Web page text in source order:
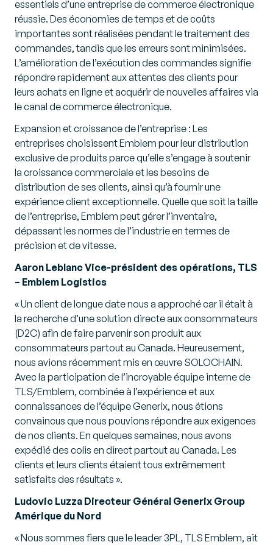
essentiels d’une entreprise de commerce électronique
réussie. Des économies de temps et de coûts
importantes sont réalisées pendant le traitement des
commandes, tandis que les erreurs sont minimisées.
L’amélioration de l’exécution des commandes signifie
répondre rapidement aux attentes des clients pour
leurs achats en ligne et acquérir de nouvelles affaires via
le canal de commerce électronique.
Expansion et croissance de l’entreprise : Les
entreprises choisissent Emblem pour leur distribution
exclusive de produits parce qu’elle s’engage à soutenir
la croissance commerciale et les besoins de
distribution de ses clients, ainsi qu’à fournir une
expérience client exceptionnelle. Quelle que soit la taille
de l’entreprise, Emblem peut gérer l’inventaire,
dépassant les normes de l’industrie en termes de
précision et de vitesse.
Aaron Leblanc Vice-président des opérations, TLS
– Emblem Logistics
« Un client de longue date nous a approché car il était à
la recherche d’une solution directe aux consommateurs
(D2C) afin de faire parvenir son produit aux
consommateurs partout au Canada. Heureusement,
nous avions récemment mis en œuvre SOLOCHAIN.
Avec la participation de l’incroyable équipe interne de
TLS/Emblem, combinée à l’expérience et aux
connaissances de l’équipe Generix, nous étions
convaincus que nous pouvions répondre aux exigences
de nos clients. En quelques semaines, nous avons
expédié des colis en direct partout au Canada. Les
clients et leurs clients étaient tous extrêmement
satisfaits des résultats ».
Ludovic Luzza Directeur Général Generix Group
Amérique du Nord
« Nous sommes fiers que le leader 3PL, TLS Emblem, ait